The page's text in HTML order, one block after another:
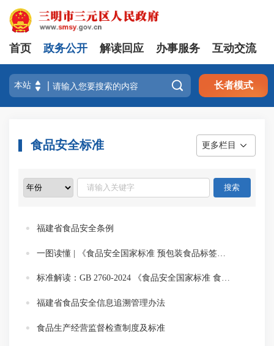
首页 政务公开 解读回应 办事服务 互动交流
 长者模式
食品安全标准 更多栏目
福建省食品安全条例
标准解读：GB 2760-2024 《食品安全国家标准 食品添加剂的使用标准》
福建省食品安全信息追溯管理办法
食品生产经营监督检查制度及标准